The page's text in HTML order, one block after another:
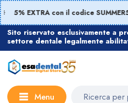
5% EXTRA con il codice SUMMER5
Sito riservato esclusivamente a
settore dentale legalmente
Menu